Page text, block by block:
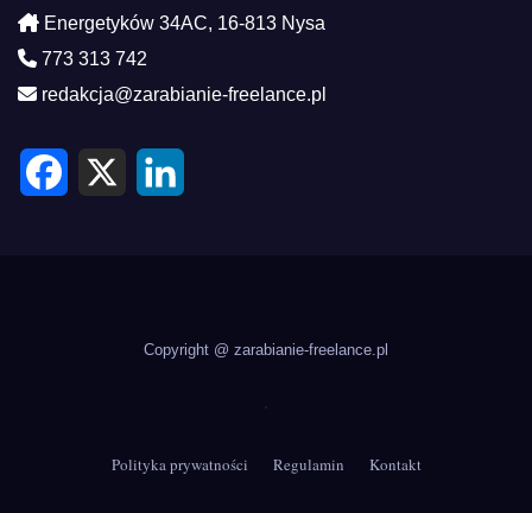
Energetyków 34AC, 16-813 Nysa
773 313 742
redakcja@zarabianie-freelance.pl
F
X
Copyright @ zarabianie-freelance.pl
.
Polityka prywatności Regulamin Kontakt